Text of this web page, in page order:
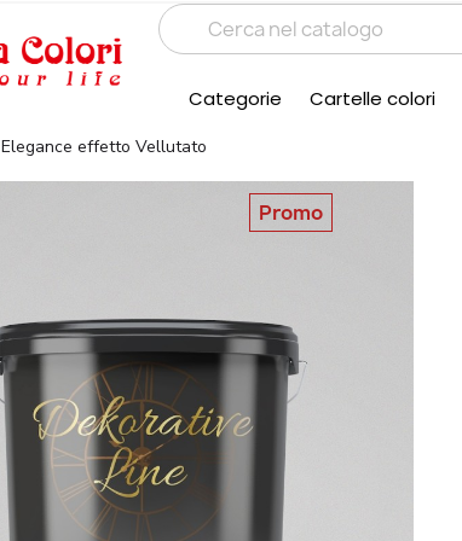
Categorie Cartelle colori
Elegance effetto Vellutato
Promo